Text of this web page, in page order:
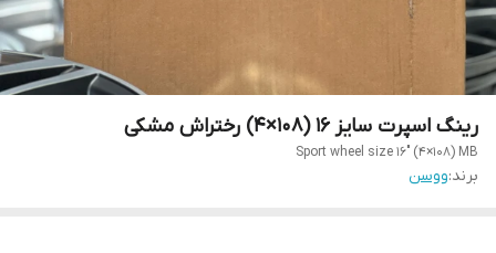
رینگ اسپرت سایز ۱۶ (۱۰۸×۴) رختراش مشکی
Sport wheel size 16" (4×108) MB
برند:ووسن